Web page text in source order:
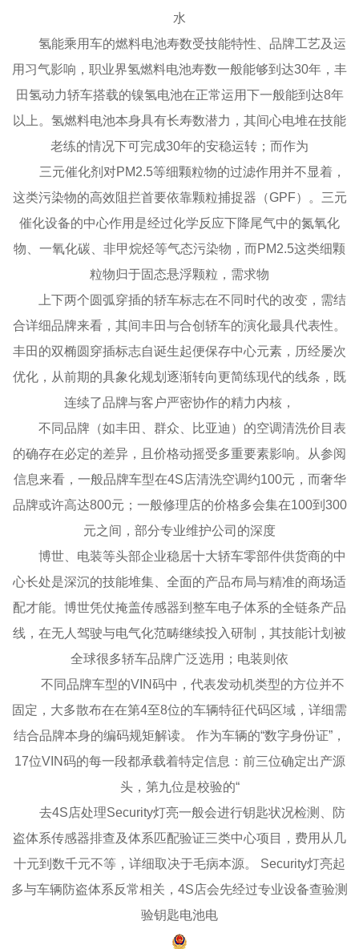
水
氢能乘用车的燃料电池寿数受技能特性、品牌工艺及运
用习气影响，职业界氢燃料电池寿数一般能够到达30年，丰
田氢动力轿车搭载的镍氢电池在正常运用下一般能到达8年
以上。氢燃料电池本身具有长寿数潜力，其间心电堆在技能
老练的情况下可完成30年的安稳运转；而作为
三元催化剂对PM2.5等细颗粒物的过滤作用并不显着，
这类污染物的高效阻拦首要依靠颗粒捕捉器（GPF）。三元
催化设备的中心作用是经过化学反应下降尾气中的氮氧化
物、一氧化碳、非甲烷烃等气态污染物，而PM2.5这类细颗
粒物归于固态悬浮颗粒，需求物
上下两个圆弧穿插的轿车标志在不同时代的改变，需结
合详细品牌来看，其间丰田与合创轿车的演化最具代表性。
丰田的双椭圆穿插标志自诞生起便保存中心元素，历经屡次
优化，从前期的具象化规划逐渐转向更简练现代的线条，既
连续了品牌与客户严密协作的精力内核，
不同品牌（如丰田、群众、比亚迪）的空调清洗价目表
的确存在必定的差异，且价格动摇受多重要素影响。从参阅
信息来看，一般品牌车型在4S店清洗空调约100元，而奢华
品牌或许高达800元；一般修理店的价格多会集在100到300
元之间，部分专业维护公司的深度
博世、电装等头部企业稳居十大轿车零部件供货商的中
心长处是深沉的技能堆集、全面的产品布局与精准的商场适
配才能。博世凭仗掩盖传感器到整车电子体系的全链条产品
线，在无人驾驶与电气化范畴继续投入研制，其技能计划被
全球很多轿车品牌广泛选用；电装则依
不同品牌车型的VIN码中，代表发动机类型的方位并不
固定，大多散布在在第4至8位的车辆特征代码区域，详细需
结合品牌本身的编码规矩解读。 作为车辆的“数字身份证”，
17位VIN码的每一段都承载着特定信息：前三位确定出产源
头，第九位是校验的“
去4S店处理Security灯亮一般会进行钥匙状况检测、防
盗体系传感器排查及体系匹配验证三类中心项目，费用从几
十元到数千元不等，详细取决于毛病本源。 Security灯亮起
多与车辆防盗体系反常相关，4S店会先经过专业设备查验测
验钥匙电池电